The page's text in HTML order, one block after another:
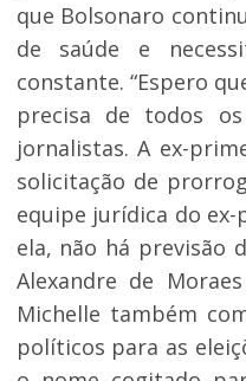
que Bolsonaro
de saúde e
constante. “Espero
precisa de todos os
jornalistas. A ex-
solicitação de
equipe jurídica do
ela, não há previsão
Alexandre de
Michelle também
políticos para as